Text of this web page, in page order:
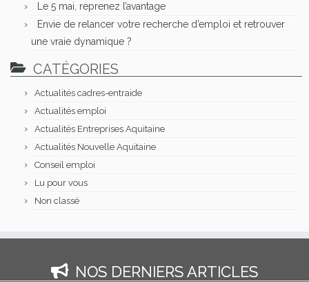
Le 5 mai, reprenez l’avantage
Envie de relancer votre recherche d’emploi et retrouver
une vraie dynamique ?
CATÉGORIES
Actualités cadres-entraide
Actualités emploi
Actualités Entreprises Aquitaine
Actualités Nouvelle Aquitaine
Conseil emploi
Lu pour vous
Non classé
NOS DERNIERS ARTICLES